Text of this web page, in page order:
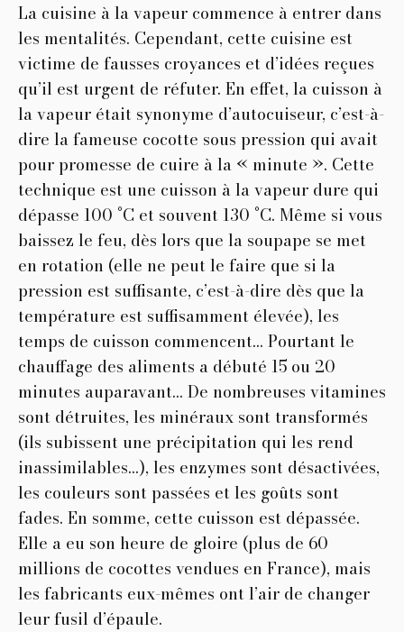
La cuisine à la vapeur commence à entrer dans
les mentalités. Cependant, cette cuisine est
victime de fausses croyances et d’idées reçues
qu’il est urgent de réfuter. En effet, la cuisson à
la vapeur était synonyme d’autocuiseur, c’est-à-
dire la fameuse cocotte sous pression qui avait
pour promesse de cuire à la « minute ». Cette
technique est une cuisson à la vapeur dure qui
dépasse 100 °C et souvent 130 °C. Même si vous
baissez le feu, dès lors que la soupape se met
en rotation (elle ne peut le faire que si la
pression est suffisante, c’est-à-dire dès que la
température est suffisamment élevée), les
temps de cuisson commencent… Pourtant le
chauffage des aliments a débuté 15 ou 20
minutes auparavant… De nombreuses vitamines
sont détruites, les minéraux sont transformés
(ils subissent une précipitation qui les rend
inassimilables…), les enzymes sont désactivées,
les couleurs sont passées et les goûts sont
fades. En somme, cette cuisson est dépassée.
Elle a eu son heure de gloire (plus de 60
millions de cocottes vendues en France), mais
les fabricants eux-mêmes ont l’air de changer
leur fusil d’épaule.